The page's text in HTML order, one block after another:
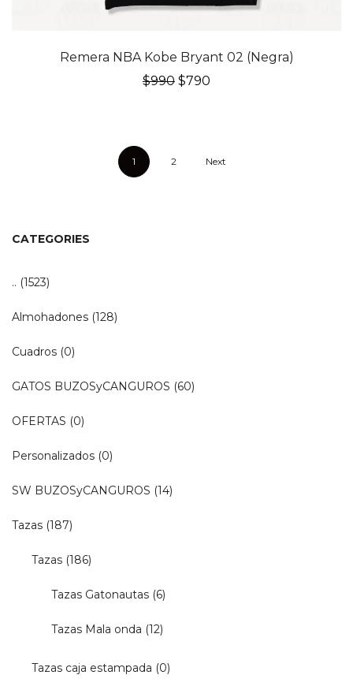
20% OFFRemera NBA Kobe Bryant 02 (Negra)
$990 El
$790
1 2 Next
CATEGORIES
.. (1523)
Almohadones (128)
Cuadros (0)
GATOS BUZOSyCANGUROS (60)
OFERTAS (0)
Personalizados (0)
SW BUZOSyCANGUROS (14)
Tazas (187)
Tazas (186)
Tazas Gatonautas (6)
Tazas Mala onda (12)
Tazas caja estampada (0)